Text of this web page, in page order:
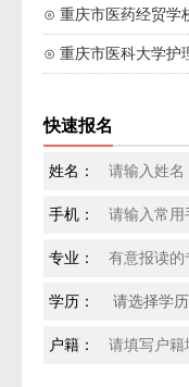
⊙ 重庆市医药经贸学
⊙ 重庆市医科大学护
快速报名
姓名：
手机：
专业：
学历：
户籍：